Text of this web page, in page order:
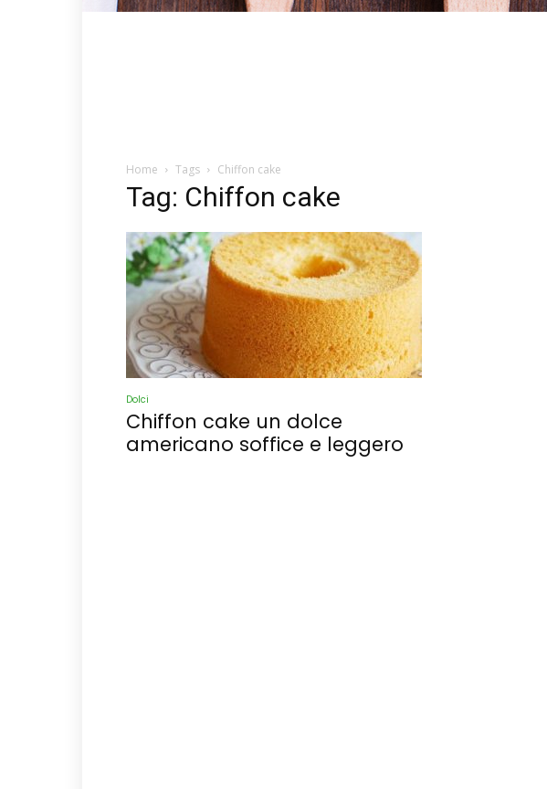
Home Tags Chiffon cake
Tag: Chiffon cake
Dolci
Chiffon cake un dolce
americano soffice e leggero